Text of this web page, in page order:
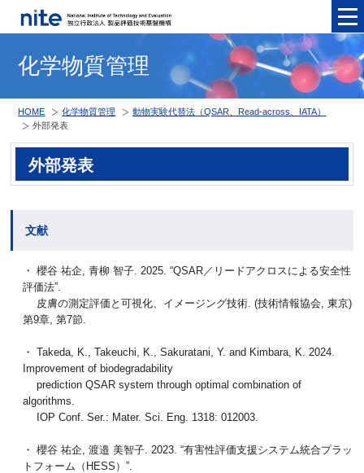
化学物質管理
HOME 化学物質管理
動物実験代替法（QSAR、Read-across、IATA）
外部発表
外部発表
文献
・ 櫻谷 祐企, 青柳 智子. 2025. “QSAR／リードアクロスによる安全性
評価法”.
皮膚の測定評価と可視化、イメージング技術. (技術情報協会, 東京)
第9章, 第7節.
・ Takeda, K., Takeuchi, K., Sakuratani, Y. and Kimbara, K. 2024.
Improvement of biodegradability
prediction QSAR system through optimal combination of
algorithms.
IOP Conf. Ser.: Mater. Sci. Eng. 1318: 012003.
・ 櫻谷 祐企, 渡邉 美智子. 2023. “有害性評価支援システム統合プラッ
トフォーム（HESS）”.